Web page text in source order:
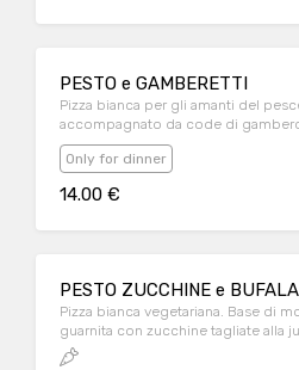
PESTO e GAMBERETTI
Pizza bianca per gli amanti del
accompagnato da code di
Only for dinner
14.00 €
PESTO ZUCCHINE e BUFALA
Pizza bianca vegetariana. Base di
guarnita con zucchine tagliate alla
mozzarella di bufala in cottura.